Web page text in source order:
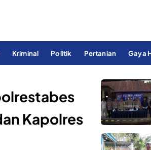
Kriminal Politik Pertanian Gaya
Kapolres